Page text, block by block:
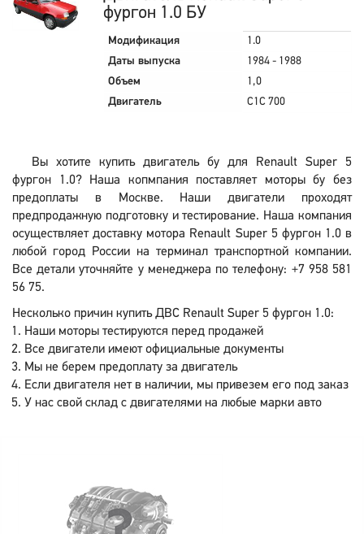
фургон 1.0 БУ
Модификация
1.0
Даты выпуска
1984 - 1988
Объем
1,0
Двигатель
C1C 700
Вы хотите купить двигатель бу для Renault Super 5
фургон 1.0? Наша копмпания поставляет моторы бу без
предоплаты в Москве. Наши двигатели проходят
предпродажную подготовку и тестирование. Наша компания
осуществляет доставку мотора Renault Super 5 фургон 1.0 в
любой город России на терминал транспортной компании.
Все детали уточняйте у менеджера по телефону: +7 958 581
56 75.
Несколько причин купить ДВС Renault Super 5 фургон 1.0:
Наши моторы тестируются перед продажей
Все двигатели имеют официальные документы
Мы не берем предоплату за двигатель
Если двигателя нет в наличии, мы привезем его под заказ
У нас свой склад с двигателями на любые марки авто